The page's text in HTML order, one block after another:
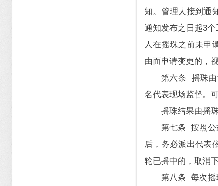
知。管理人接到通
通知发布之日起3
人在摇珠之前未申
由而申请变更的，
第六条 摇珠由
名代表现场监督。
摇珠结果由摇
第七条 按照公
后，务必派出代表
轮已摇中的，取消
第八条 每次摇